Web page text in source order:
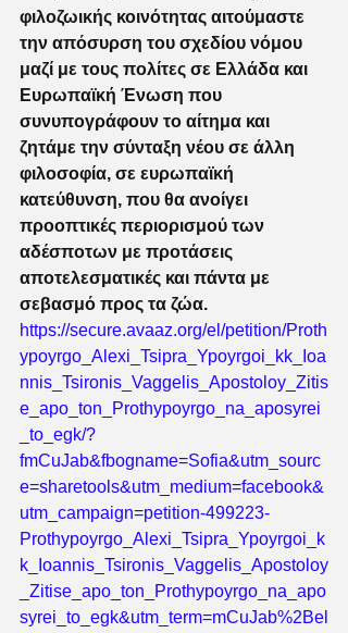
φιλοζωικής κοινότητας αιτούμαστε
την απόσυρση του σχεδίου νόμου
μαζί με τους πολίτες σε Ελλάδα και
Ευρωπαϊκή Ένωση που
συνυπογράφουν το αίτημα και
ζητάμε την σύνταξη νέου σε άλλη
φιλοσοφία, σε ευρωπαϊκή
κατεύθυνση, που θα ανοίγει
προοπτικές περιορισμού των
αδέσποτων με προτάσεις
αποτελεσματικές και πάντα με
σεβασμό προς τα ζώα.
https://secure.avaaz.org/el/petition/Proth
ypoyrgo_Alexi_Tsipra_Ypoyrgoi_kk_Ioa
nnis_Tsironis_Vaggelis_Apostoloy_Zitis
e_apo_ton_Prothypoyrgo_na_aposyrei
_to_egk/?
fmCuJab&fbogname=Sofia&utm_sourc
e=sharetools&utm_medium=facebook&
utm_campaign=petition-499223-
Prothypoyrgo_Alexi_Tsipra_Ypoyrgoi_k
k_Ioannis_Tsironis_Vaggelis_Apostoloy
_Zitise_apo_ton_Prothypoyrgo_na_apo
syrei_to_egk&utm_term=mCuJab%2Bel